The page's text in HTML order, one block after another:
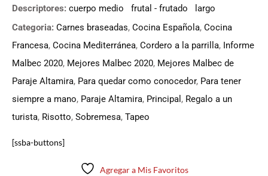
Descriptores: cuerpo medio frutal - frutado
largo
Categoria: Carnes braseadas, Cocina Española, Cocina
Francesa, Cocina Mediterránea, Cordero a la parrilla, Informe
Malbec 2020, Mejores Malbec 2020, Mejores Malbec de
Paraje Altamira, Para quedar como conocedor, Para tener
siempre a mano, Paraje Altamira, Principal , Regalo a un
turista, Risotto, Sobremesa, Tapeo
[ssba-buttons]
Agregar a Mis Favoritos